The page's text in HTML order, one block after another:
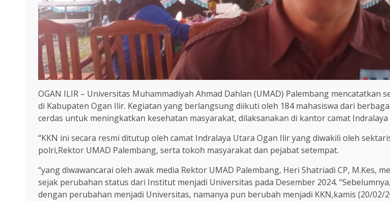
OGAN ILIR – Universitas Muhammadiyah Ahmad Dahlan (UMAD) Palembang
di Kabupaten Ogan Ilir. Kegiatan yang berlangsung diikuti oleh 184 mahasiswa dari
cerdas untuk meningkatkan kesehatan masyarakat, dilaksanakan di kantor camat
“KKN ini secara resmi ditutup oleh camat Indralaya Utara Ogan Ilir yang diwakili oleh
polri,Rektor UMAD Palembang, serta tokoh masyarakat dan pejabat setempat.
“yang diwawancarai oleh awak media Rektor UMAD Palembang, Heri Shatriadi CP, M.Kes,
sejak perubahan status dari Institut menjadi Universitas pada Desember 2024.
dengan perubahan menjadi Universitas, namanya pun berubah menjadi KKN,kamis (20/02/